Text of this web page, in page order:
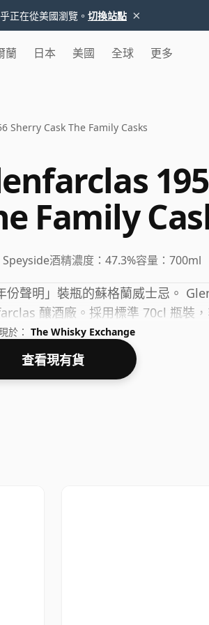
正在從美國瀏覽。 切換站點 ×
蘭 日本 美國 全球 更多
Sherry Cask The Family Casks
Family
Speyside酒精濃度： 47.3%容量： 700ml
份聲明」裝瓶的蘇格蘭威士忌。
釀酒廠。採用標準 70cl 瓶裝
於： The Whisky Exchange
查看現有貨